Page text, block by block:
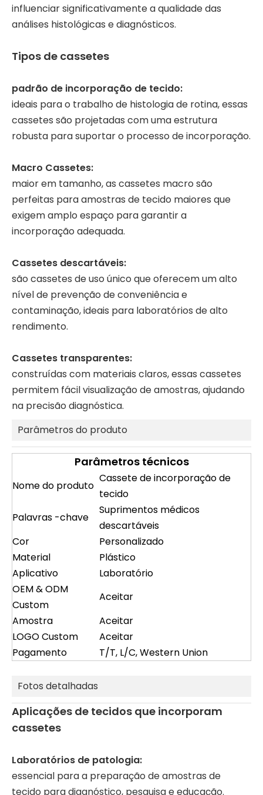
influenciar significativamente a qualidade das
análises histológicas e diagnósticos.
Tipos de cassetes
padrão de incorporação de tecido:
ideais para o trabalho de histologia de rotina, essas
cassetes são projetadas com uma estrutura
robusta para suportar o processo de incorporação.
Macro Cassetes:
maior em tamanho, as cassetes macro são
perfeitas para amostras de tecido maiores que
exigem amplo espaço para garantir a
incorporação adequada.
Cassetes descartáveis:
são cassetes de uso único que oferecem um alto
nível de prevenção de conveniência e
contaminação, ideais para laboratórios de alto
rendimento.
Cassetes transparentes:
construídas com materiais claros, essas cassetes
permitem fácil visualização de amostras, ajudando
na precisão diagnóstica.
Parâmetros do produto
Parâmetros técnicos
Nome do produto
Cassete de incorporação de
tecido
Palavras -chave
Suprimentos médicos
descartáveis
Cor
Personalizado
Material
Plástico
Aplicativo
Laboratório
OEM & ODM
Custom
Aceitar
Amostra
Aceitar
LOGO Custom
Aceitar
Pagamento
T/T, L/C, Western Union
Fotos detalhadas
Aplicações de tecidos que incorporam
cassetes
Laboratórios de patologia:
essencial para a preparação de amostras de
tecido para diagnóstico, pesquisa e educação.